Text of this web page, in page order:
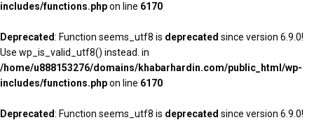
includes/functions.phpon line 6170
Deprecated: Function seems_utf8 is deprecated since version 6.9.0!
Use wp_is_valid_utf8() instead. in
/home/u888153276/domains/khabarhardin.com/public_html/wp-
includes/functions.phpon line 6170
Deprecated: Function seems_utf8 is deprecated since version 6.9.0!